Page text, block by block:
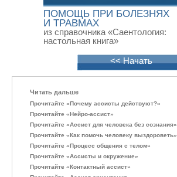
ПОМОЩЬ ПРИ БОЛЕЗНЯХ
И ТРАВМАХ
из справочника «Саентология:
настольная книга»
<< Начать
Читать дальше
Прочитайте «Почему ассисты действуют?»
Прочитайте «Нейро-ассист»
Прочитайте «Ассист для человека без сознания»
Прочитайте «Как помочь человеку выздороветь»
Прочитайте «Процесс общения с телом»
Прочитайте «Ассисты и окружение»
Прочитайте «Контактный ассист»